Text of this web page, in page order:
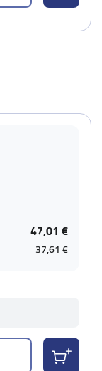
47,01 €
37,61 €